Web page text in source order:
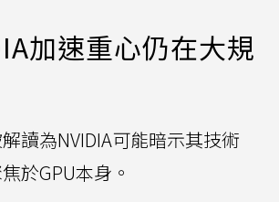
加速重心仍在大規
讀為NVIDIA可能暗示其技術
於GPU本身。